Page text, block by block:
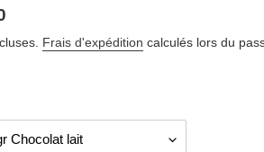
Frais d'expédition calculés lors du